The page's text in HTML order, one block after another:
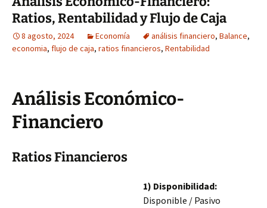
Ratios, Rentabilidad y Flujo de Caja
8 agosto, 2024 Economía análisis financiero, Balance,
economia, flujo de caja, ratios financieros, Rentabilidad
Análisis Económico-
Financiero
Ratios Financieros
1) Disponibilidad:
Disponible / Pasivo